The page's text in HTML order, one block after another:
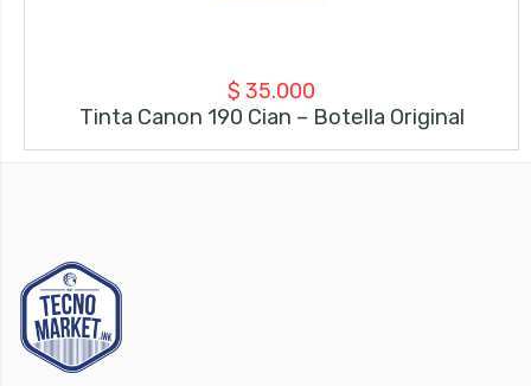
$ 35.000
Tinta Canon 190 Cian – Botella Original